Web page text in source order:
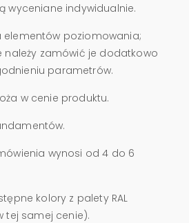
wyceniane indywidualnie.
poziomowania;
należy zamówić je dodatkowo
parametrów.
w cenie produktu.
wynosi od 4 do 6
kolory z palety RAL
tej samej cenie).